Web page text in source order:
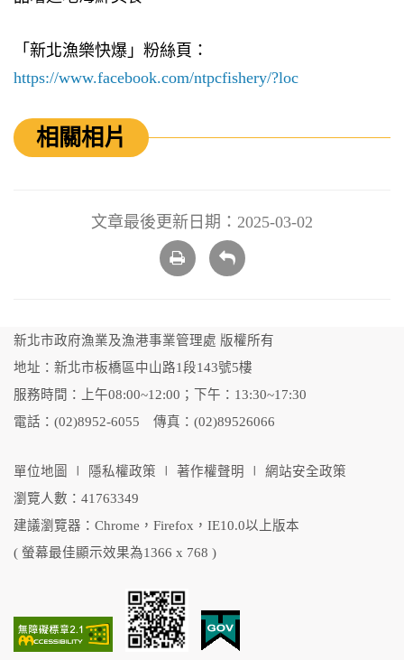
「新北漁樂快爆」粉絲頁：
https://www.facebook.com/ntpcfishery/?loc
相關相片
文章最後更新日期：2025-03-02
列
回
頁
新北市政府漁業及漁港事業管理處 版權所有
地址：新北市板橋區中山路1段143號5樓
服務時間：上午08:00~12:00；下午：13:30~17:30
電話：(02)8952-6055 傳真：(02)89526066
單位地圖 隱私權政策 著作權聲明
網站安全政策
瀏覽人數：41763349
建議瀏覽器：Chrome，Firefox，IE10.0以上版本
( 螢幕最佳顯示效果為1366 x 768 )